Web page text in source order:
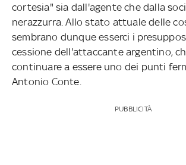
cortesia" sia dall'agente che dalla
nerazzurra. Allo stato attuale delle
sembrano dunque esserci i
cessione dell'attaccante argentino,
continuare a essere uno dei punti
Antonio Conte.
PUBBLICITÀ